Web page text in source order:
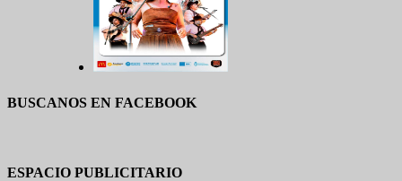
BUSCANOS EN FACEBOOK
ESPACIO PUBLICITARIO